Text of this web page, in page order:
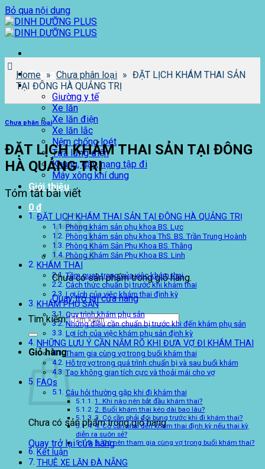
Bỏ qua nội dung
Trang chủ
Cửa hàng
Giường y tế
Xe lăn
Xe lăn điện
Xe lăn lắc
Nệm chống loét
Tựa lưng điện
Khung, gậy, nạng tập đi
Máy xông khí dung
Giới thiệu
0 ₫
Chưa có sản phẩm trong giỏ hàng.
Quay trở lại cửa hàng
Tìm kiếm:
Giỏ hàng
Chưa có sản phẩm trong giỏ hàng.
Quay trở lại cửa hàng
Home » Chưa phân loại » ĐẶT LỊCH KHÁM THAI SẢN
TẠI ĐÔNG HÀ QUẢNG TRỊ
Chưa phân loại
ĐẶT LỊCH KHÁM THAI SẢN TẠI ĐÔNG
HÀ QUẢNG TRỊ
Tóm tắt bài viết
ĐẶT LỊCH KHÁM THAI SẢN TẠI ĐÔNG HÀ QUẢNG TRỊ
Phòng khám sản phụ khoa BS. Lực
Phòng khám sản phụ khoa ThS. BS. Trần Trung Hoành
Phòng Khám Sản Phụ Khoa BS. Thắng
Phòng Khám Sản Phụ Khoa BS. Linh
KHÁM THAI
Tầm quan trọng của việc khám thai
Cách thức chuẩn bị trước khi khám thai
Lợi ích của việc khám thai định kỳ
KHÁM PHỤ SẢN
Quy trình khám phụ sản
Những điều cần chuẩn bị trước khi đến khám phụ sản
Lợi ích của việc khám phụ sản định kỳ
NHỮNG LƯU Ý CẦN NẮM RÕ KHI ĐƯA VỢ ĐI KHÁM THAI
Tham gia cùng vợ trong buổi khám thai
Hỗ trợ vợ trong quá trình chuẩn bị và sau buổi khám
Tạo không gian tích cực và thoải mái cho vợ
FAQs
Câu hỏi thường gặp khi đi khám thai
1. Khi nào nên bắt đầu khám thai?
2. Buổi khám thai kéo dài bao lâu?
3. Có cần phải đói bụng trước khi đi khám thai?
4. Có cần phải đến khám thai định kỳ nếu thai kỳ
diễn ra suôn sẻ?
5. Có nên tham gia cùng vợ trong buổi khám thai?
Kết luận
THUÊ XE LĂN ĐÀ NẴNG